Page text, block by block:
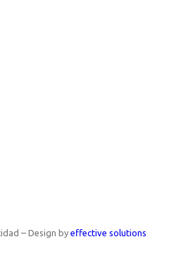
– Design by effective solutions